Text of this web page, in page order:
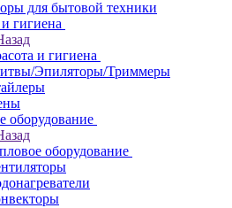
для бытовой техники
гигиена
и гигиена
Эпиляторы/Триммеры
оборудование
оборудование